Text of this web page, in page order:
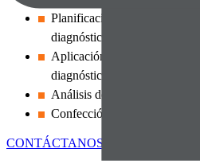
Planificación de la
diagnósticas).
Aplicación de la evaluación
diagnósticas).
Análisis de los resultados.
Confección y entrega del
CONTÁCTANOS